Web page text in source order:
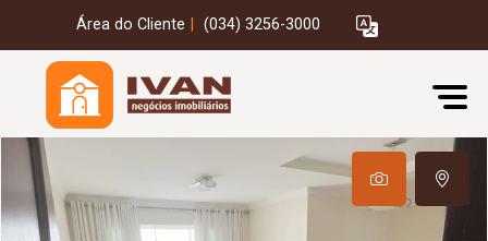
Área do Cliente (034) 3256-3000